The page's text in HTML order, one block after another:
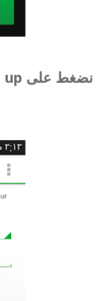
نضغط على sign up .... ثم skip ثم skip أيضا ....